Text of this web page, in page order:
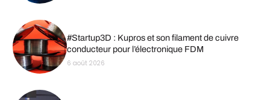
#Startup3D : Kupros et son filament de cuivre
conducteur pour l’électronique FDM
6 août 2026